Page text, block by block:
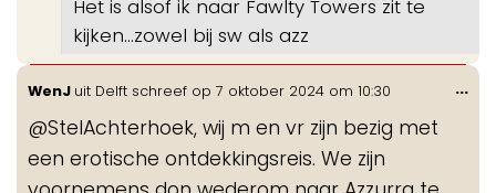
Het is alsof ik naar Fawlty Towers zit te
kijken…zowel bij sw als azz
WenJ uit Delft schreef op 7 oktober 2024 om 10:30
@StelAchterhoek, wij m en vr zijn bezig met
een erotische ontdekkingsreis. We zijn
...